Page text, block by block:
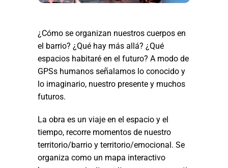
¿Cómo se organizan nuestros cuerpos en
el barrio? ¿Qué hay más allá? ¿Qué
espacios habitaré en el futuro? A modo de
GPSs humanos señalamos lo conocido y
lo imaginario, nuestro presente y muchos
futuros.
La obra es un viaje en el espacio y el
tiempo, recorre momentos de nuestro
territorio/barrio y territorio/emocional. Se
organiza como un mapa interactivo